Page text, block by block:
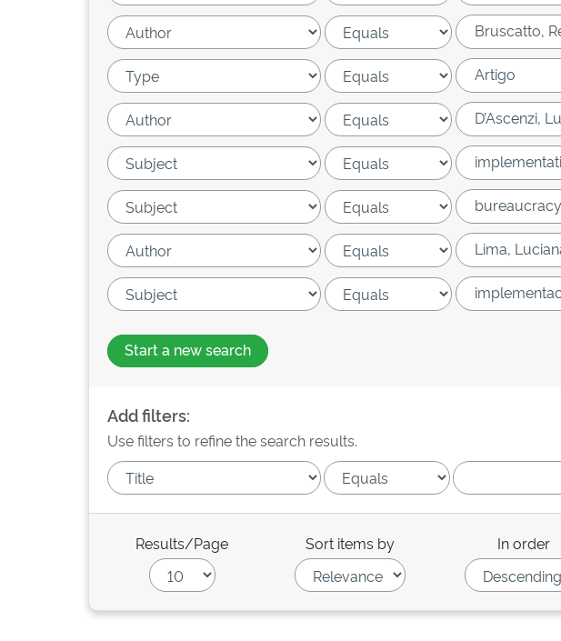
Start a new search
Add filters:
Use filters to refine the search results.
Results/Page Sort items by In order